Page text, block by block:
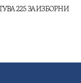
225 ЗА ИЗБОРНИ